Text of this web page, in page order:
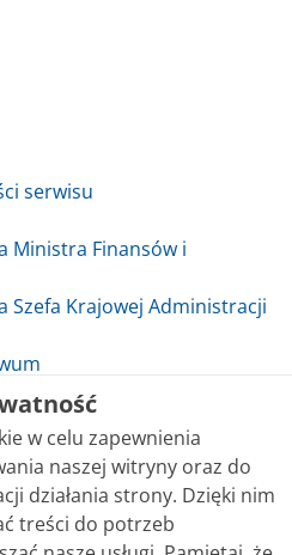
serwisu
Ministra Finansów i
Szefa Krajowej Administracji
udostępniamy
w celu zapewnienia
naszej witryny oraz do
działania strony. Dzięki nim
treści do potrzeb